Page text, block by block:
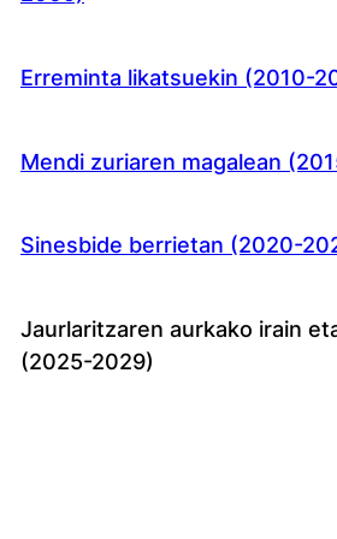
Erreminta likatsuekin (2010-
Mendi zuriaren magalean
Sinesbide berrietan (2020-
Jaurlaritzaren aurkako irain
(2025-2029)